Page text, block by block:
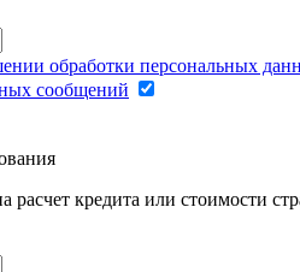
обработки персональных
сообщений
расчет кредита или стоимости